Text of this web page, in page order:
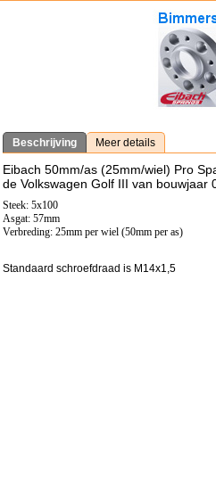
Beschrijving Meer details
Eibach 50mm/as (25mm/wiel) Pro
de Volkswagen Golf III van bouwjaar
Steek: 5x100
Asgat: 57mm
Verbreding: 25mm per wiel (50mm per as)
Standaard schroefdraad is M14x1,5